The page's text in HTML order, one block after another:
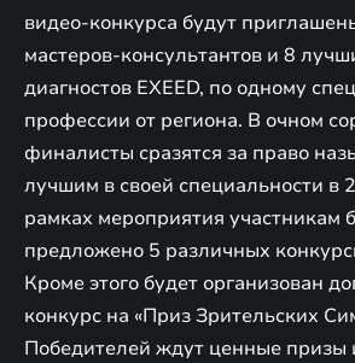
видео-конкурса будут
мастеров-консультантов и 8
диагностов EXEED, по одному
профессии от региона. В очном
финалисты сразятся за право
лучшим в своей специальности в
рамках мероприятия участникам
предложено 5 различных
Кроме этого будет организован
конкурс на «Приз Зрительских
Победителей ждут ценные призы